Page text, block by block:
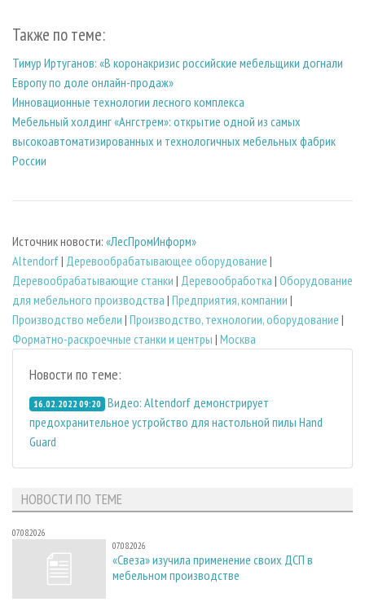
Также по теме:
Тимур Иртуганов: «В коронакризис российские мебельщики догнали
Европу по доле онлайн-продаж»
Инновационные технологии лесного комплекса
Мебельный холдинг «Ангстрем»: открытие одной из самых
высокоавтоматизированных и технологичных мебельных фабрик
России
Источник новости: «ЛесПромИнформ»
Altendorf| Деревообрабатывающее оборудование |
Деревообрабатывающие станки | Деревообработка | Оборудование
для мебельного производства | Предприятия, компании |
Производство мебели | Производство, технологии, оборудование |
Форматно-раскроечные станки и центры | Москва
Новости по теме:
16.02.2022 09:20 Видео: Altendorf демонстрирует
предохранительное устройство для настольной пилы Hand
Guard
НОВОСТИ ПО ТЕМЕ
07.08.2026
07.08.2026
«Свеза» изучила применение своих ДСП в
мебельном производстве